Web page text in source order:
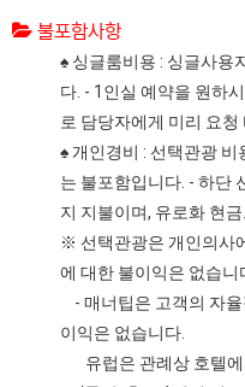
불포함사항
♠ 싱글룸비용 : 싱글사용
다. - 1인실 예약을 원하
로 담당자에게 미리 요청
♠ 개인경비 : 선택관광 비
는 불포함입니다. - 하단
지 지불이며, 유로화 현
※ 선택관광은 개인의사
에 대한 불이익은 없습니
- 매너팁은 고객의 자
이익은 없습니다.
유럽은 관례상 호텔에